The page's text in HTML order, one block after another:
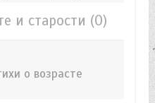
и старости (0)
о возрасте